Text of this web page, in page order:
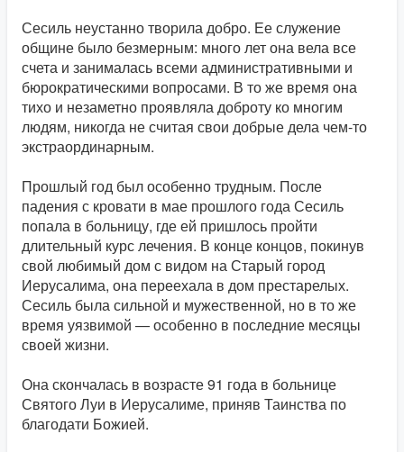
Сесиль неустанно творила добро. Ее служение
общине было безмерным: много лет она вела все
счета и занималась всеми административными и
бюрократическими вопросами. В то же время она
тихо и незаметно проявляла доброту ко многим
людям, никогда не считая свои добрые дела чем-то
экстраординарным.
Прошлый год был особенно трудным. После
падения с кровати в мае прошлого года Сесиль
попала в больницу, где ей пришлось пройти
длительный курс лечения. В конце концов, покинув
свой любимый дом с видом на Старый город
Иерусалима, она переехала в дом престарелых.
Сесиль была сильной и мужественной, но в то же
время уязвимой — особенно в последние месяцы
своей жизни.
Она скончалась в возрасте 91 года в больнице
Святого Луи в Иерусалиме, приняв Таинства по
благодати Божией.